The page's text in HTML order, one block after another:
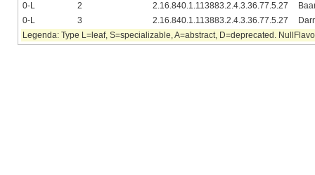
0-L
2 2.16.840.1.113883.2.4.3.36.77.5.27
0-L
3 2.16.840.1.113883.2.4.3.36.77.5.27
Legenda: Type L=leaf, S=specializable, A=abstract, D=deprecated.